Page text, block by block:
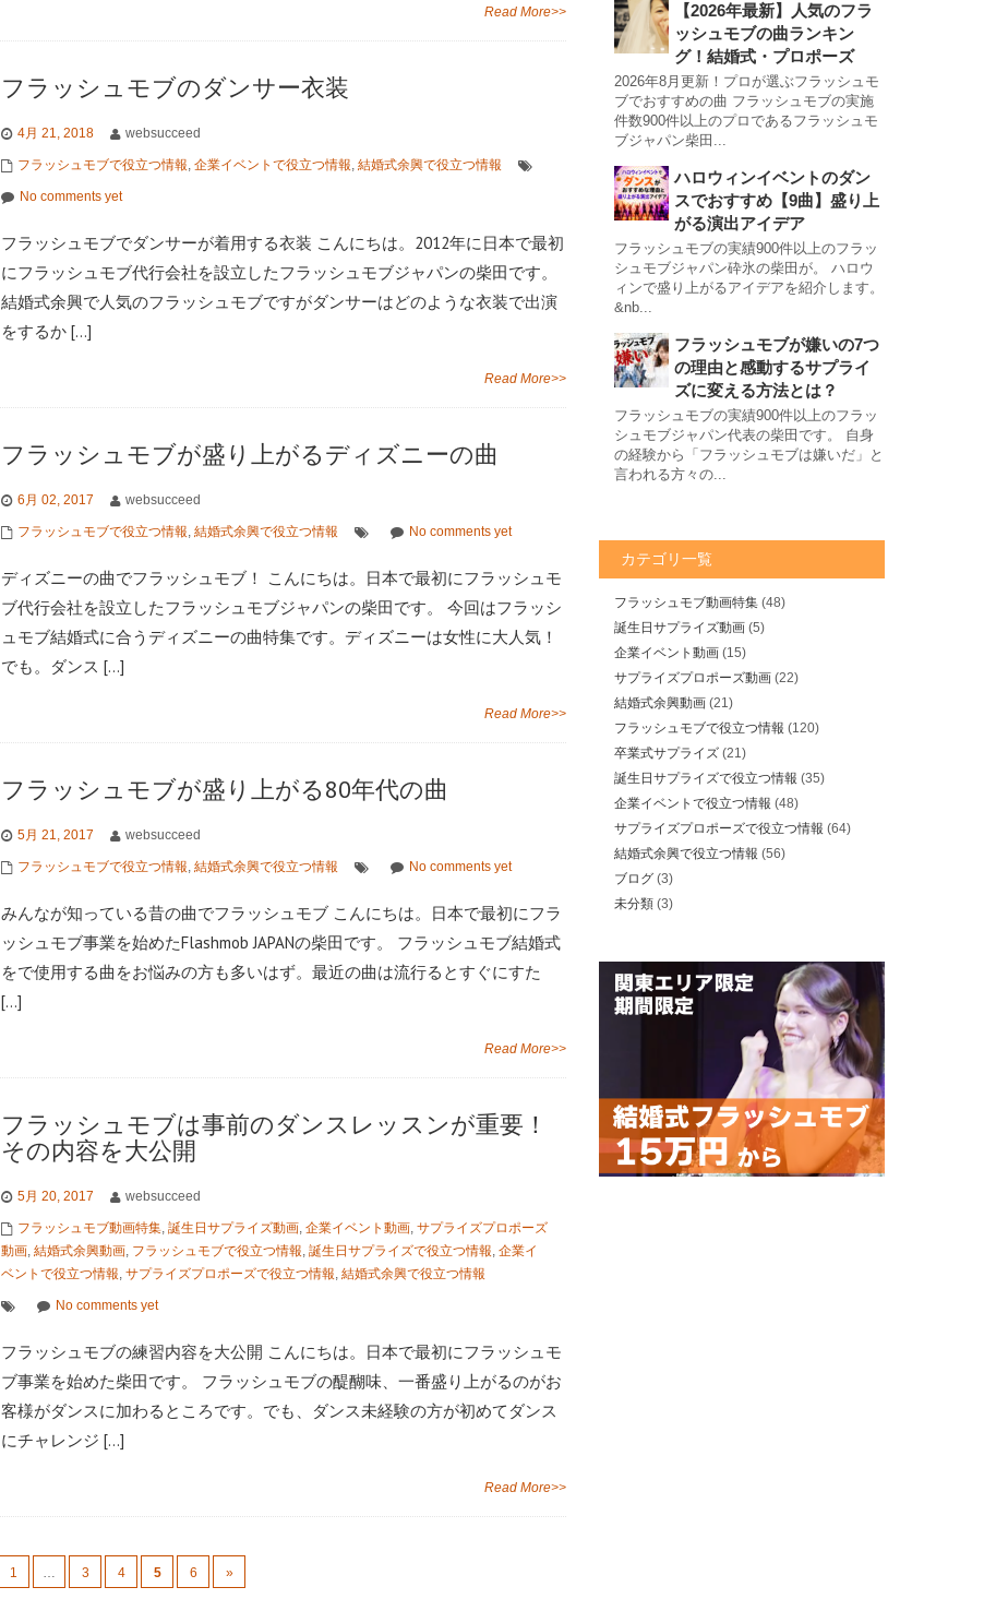
Read More>>
フラッシュモブのダンサー衣装
4月 21, 2018 websucceed
フラッシュモブで役立つ情報, 企業イベントで役立つ情報, 結婚式余興で役立つ情報
No comments yet
フラッシュモブでダンサーが着用する衣装 こんにちは。2012年に日本で最初
にフラッシュモブ代行会社を設立したフラッシュモブジャパンの柴田です。
結婚式余興で人気のフラッシュモブですがダンサーはどのような衣装で出演
をするか […]
Read More>>
フラッシュモブが盛り上がるディズニーの曲
6月 02, 2017 websucceed
フラッシュモブで役立つ情報, 結婚式余興で役立つ情報 No comments yet
ディズニーの曲でフラッシュモブ！ こんにちは。日本で最初にフラッシュモ
ブ代行会社を設立したフラッシュモブジャパンの柴田です。 今回はフラッシ
ュモブ結婚式に合うディズニーの曲特集です。ディズニーは女性に大人気！
でも。ダンス […]
Read More>>
フラッシュモブが盛り上がる80年代の曲
5月 21, 2017 websucceed
フラッシュモブで役立つ情報, 結婚式余興で役立つ情報 No comments yet
みんなが知っている昔の曲でフラッシュモブ こんにちは。日本で最初にフラ
ッシュモブ事業を始めたFlashmob JAPANの柴田です。 フラッシュモブ結婚式
をで使用する曲をお悩みの方も多いはず。最近の曲は流行るとすぐにすた
[…]
Read More>>
フラッシュモブは事前のダンスレッスンが重要！
その内容を大公開
5月 20, 2017 websucceed
フラッシュモブ動画特集, 誕生日サプライズ動画, 企業イベント動画, サプライズプロポーズ
動画, 結婚式余興動画, フラッシュモブで役立つ情報, 誕生日サプライズで役立つ情報, 企業イ
ベントで役立つ情報, サプライズプロポーズで役立つ情報, 結婚式余興で役立つ情報
No comments yet
フラッシュモブの練習内容を大公開 こんにちは。日本で最初にフラッシュモ
ブ事業を始めた柴田です。 フラッシュモブの醍醐味、一番盛り上がるのがお
客様がダンスに加わるところです。でも、ダンス未経験の方が初めてダンス
にチャレンジ […]
Read More>>
1 … 3 4 5 6 »
【2026年最新】人気のフラ
ッシュモブの曲ランキン
グ！結婚式・プロポーズ
2026年8月更新！プロが選ぶフラッシュモ
ブでおすすめの曲 フラッシュモブの実施
件数900件以上のプロであるフラッシュモ
ブジャパン柴田...
ハロウィンイベントのダン
スでおすすめ【9曲】盛り上
がる演出アイデア
フラッシュモブの実績900件以上のフラッ
シュモブジャパン砕氷の柴田が。 ハロウ
ィンで盛り上がるアイデアを紹介します。
&nb...
フラッシュモブが嫌いの7つ
の理由と感動するサプライ
ズに変える方法とは？
フラッシュモブの実績900件以上のフラッ
シュモブジャパン代表の柴田です。 自身
の経験から「フラッシュモブは嫌いだ」と
言われる方々の...
カテゴリ一覧
フラッシュモブ動画特集(48)
誕生日サプライズ動画(5)
企業イベント動画(15)
サプライズプロポーズ動画(22)
結婚式余興動画(21)
フラッシュモブで役立つ情報 (120)
卒業式サプライズ(21)
誕生日サプライズで役立つ情報 (35)
企業イベントで役立つ情報 (48)
サプライズプロポーズで役立つ情報 (64)
結婚式余興で役立つ情報 (56)
ブログ(3)
未分類(3)